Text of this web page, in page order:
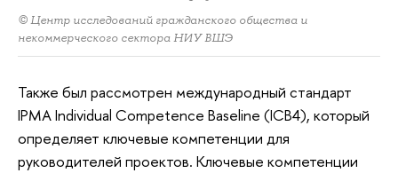
© Центр исследований гражданского общества и
некоммерческого сектора НИУ ВШЭ
Также был рассмотрен международный стандарт
IPMA Individual Competence Baseline (ICB4), который
определяет ключевые компетенции для
руководителей проектов. Ключевые компетенции